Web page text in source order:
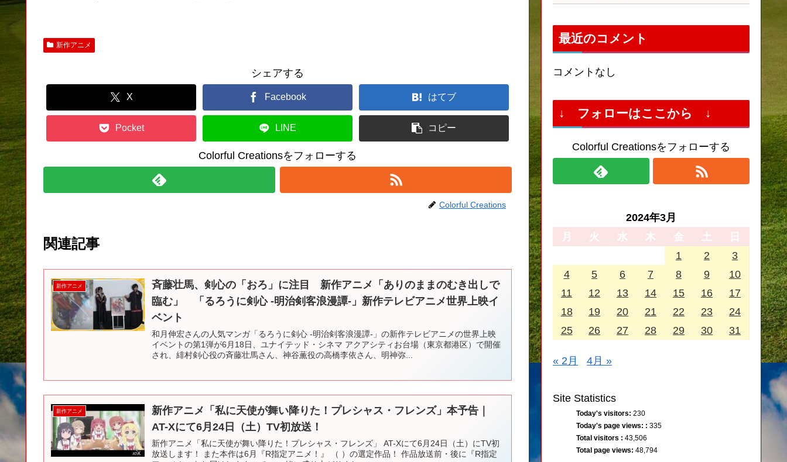
新作アニメ
シェアする
X Facebook はてブ
Pocket LINE コピー
Colorful Creationsをフォローする
Colorful Creations
関連記事
新作アニメ
斉藤壮馬、剣心の「おろ」に注目 新作アニメ「ありのままのむき出しで
臨む」 「るろうに剣心 -明治剣客浪漫譚-」新作テレビアニメ世界上映イ
ベント
和月伸宏さんの人気マンガ「るろうに剣心 -明治剣客浪漫譚-」の新作テレビアニメの世界上映
イベントの第1弾が6月18日、ユナイテッド・シネマ アクアシティお台場（東京都港区）で開催
され、緋村剣心役の斉藤壮馬さん、神谷薫役の高橋李依さん、明神弥...
新作アニメ
新作アニメ「私に天使が舞い降りた！プレシャス・フレンズ」本予告｜
AT-Xにて6月24日（土）TV初放送！
新作アニメ「私に天使が舞い降りた！プレシャス・フレンズ」 AT-Xにて6月24日（土）にTV初
放送します！ また本作は6月『R指定アニメ！』 （ ）の選定作品！ 作品放送前・後に『R指定
最近のコメント
コメントなし
↓ フォローはここから ↓
Colorful Creationsをフォローする
2024年3月
月
火 水 木 金 土
日
1
2
3
4
5 6 7 8 9
10
11
12 13 14 15 16
17
18
19 20 21 22 23
24
25
26 27 28 29 30 31
« 2月 4月 »
Site Statistics
Today's visitors: 230
Today's page views: : 335
Total visitors : 43,506
Total page views: 48,794